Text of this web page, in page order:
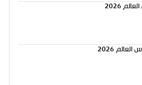
موعد مباراة النمسا والأردن في كأس العالم 2026
موعد مباراة الأرجنتين والجزائر في كأس العالم 2026